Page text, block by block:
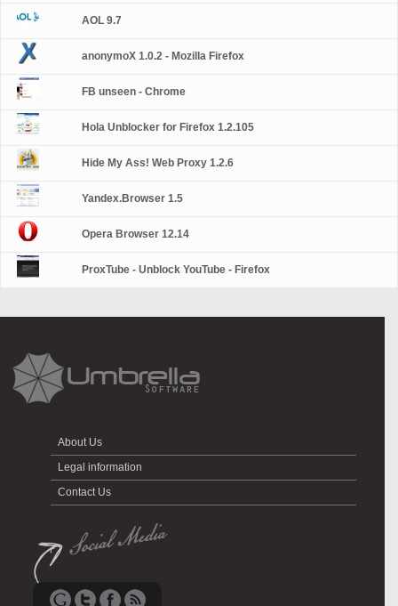
AOL 9.7
anonymoX 1.0.2 - Mozilla Firefox
FB unseen - Chrome
Hola Unblocker for Firefox 1.2.105
Hide My Ass! Web Proxy 1.2.6
Yandex.Browser 1.5
Opera Browser 12.14
ProxTube - Unblock YouTube - Firefox
About Us
Legal information
Contact Us